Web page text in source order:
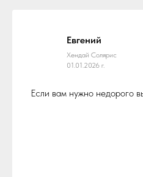
Евгений
Хендай Солярис
01.01.2026 г.
Если вам нужно недорого